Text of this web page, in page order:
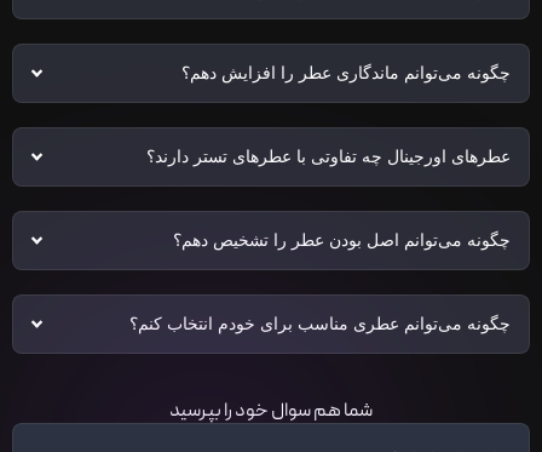
چگونه می‌توانم ماندگاری عطر را افزایش دهم؟
عطرهای اورجینال چه تفاوتی با عطرهای تستر دارند؟
چگونه می‌توانم اصل بودن عطر را تشخیص دهم؟
چگونه می‌توانم عطری مناسب برای خودم انتخاب کنم؟
شما هم سوال خود را بپرسید